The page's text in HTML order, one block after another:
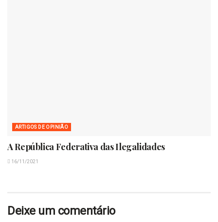
ARTIGOS DE OPINIÃO
A República Federativa das Ilegalidades
16/11/2021
Deixe um comentário